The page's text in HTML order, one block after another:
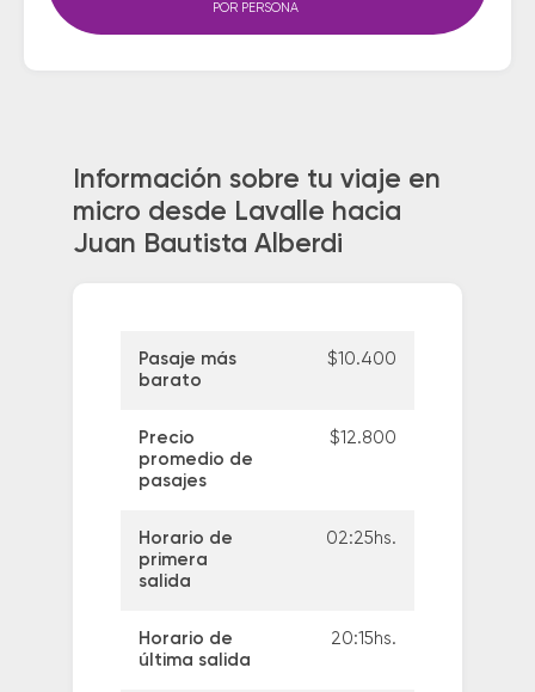
POR PERSONA
Información sobre tu viaje en
micro desde Lavalle hacia
Juan Bautista Alberdi
Pasaje más
barato
$10.400
Precio
promedio de
pasajes
$12.800
Horario de
primera
salida
02:25hs.
Horario de
última salida
20:15hs.